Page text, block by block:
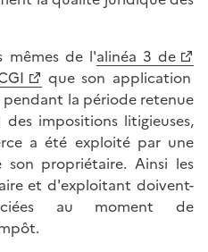
mêmes de l'alinéa 3 de
que son application
pendant la période retenue
impositions litigieuses,
a été exploité par une
son propriétaire. Ainsi les
et d'exploitant doivent-
au moment de